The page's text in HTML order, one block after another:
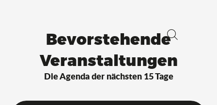
Suche
Bevorstehende
Veranstaltungen
Die Agenda der nächsten 15 Tage